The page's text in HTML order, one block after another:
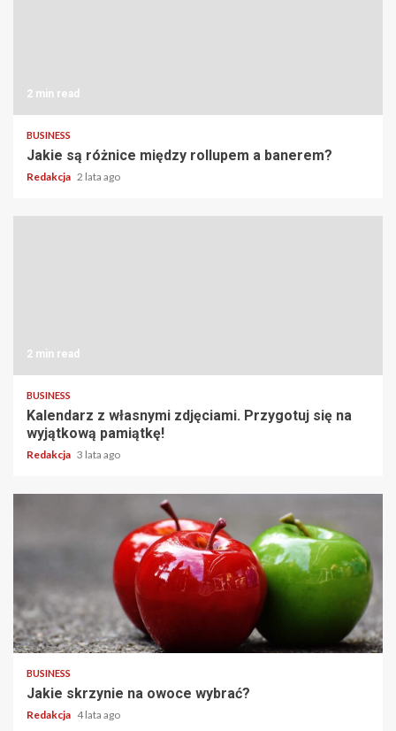
2 min read
BUSINESS
Jakie są różnice między rollupem a banerem?
Redakcja 2 lata ago
2 min read
BUSINESS
Kalendarz z własnymi zdjęciami. Przygotuj się na
wyjątkową pamiątkę!
Redakcja 3 lata ago
2 min read
BUSINESS
Jakie skrzynie na owoce wybrać?
Redakcja 4 lata ago